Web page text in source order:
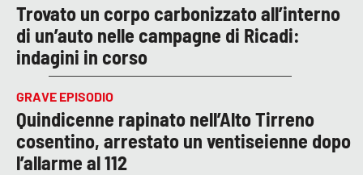
Trovato un corpo carbonizzato all’interno
di un’auto nelle campagne di Ricadi:
indagini in corso
GRAVE EPISODIO
Quindicenne rapinato nell’Alto Tirreno
cosentino, arrestato un ventiseienne dopo
l’allarme al 112